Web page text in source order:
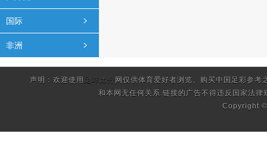
国际
非洲
声明：欢迎使用 足球比分 网仅供体育爱好者浏览、购买中国足彩参
和本网无任何关系.链接的广告不得违反国家法律
Copyright